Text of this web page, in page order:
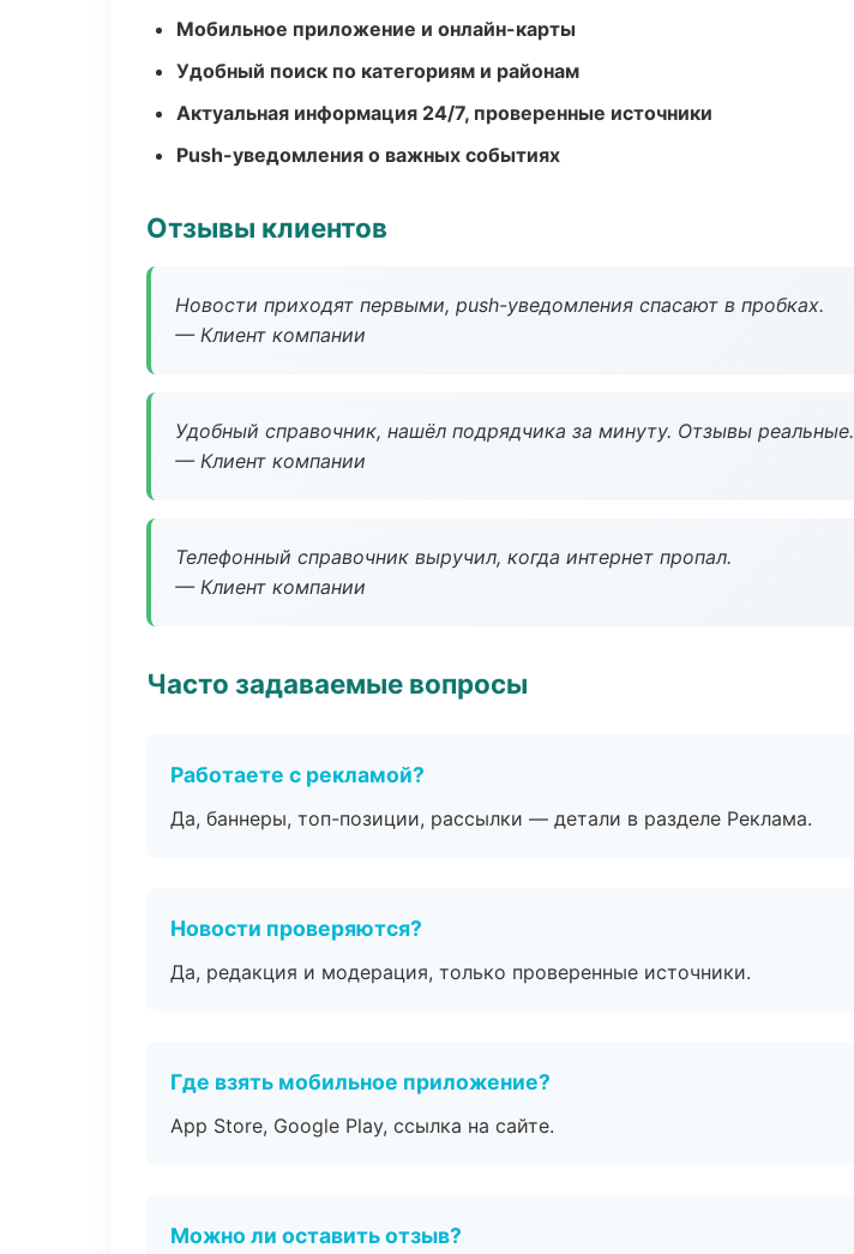
Мобильное приложение и онлайн-карты
Удобный поиск по категориям и районам
Актуальная информация 24/7, проверенные источники
Push-уведомления о важных событиях
Отзывы клиентов
Новости приходят первыми, push-уведомления спасают в пробках.
— Клиент компании
Удобный справочник, нашёл подрядчика за минуту. Отзывы реальные.
— Клиент компании
Телефонный справочник выручил, когда интернет пропал.
— Клиент компании
Часто задаваемые вопросы
Работаете с рекламой?
Да, баннеры, топ-позиции, рассылки — детали в разделе Реклама.
Новости проверяются?
Да, редакция и модерация, только проверенные источники.
Где взять мобильное приложение?
App Store, Google Play, ссылка на сайте.
Можно ли оставить отзыв?